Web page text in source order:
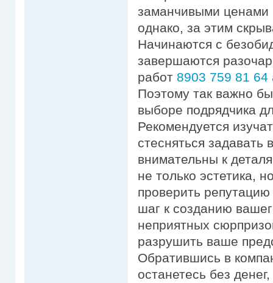
заманчивыми
однако, за этим
Начинаются с
завершаются
работ 8903 759 81
Поэтому так важно
выборе подрядчика
Рекомендуется
стесняться
внимательны к
не только эстетика,
проверить
шаг к созданию
неприятных
разрушить ваше
Обратившись в
останетесь без